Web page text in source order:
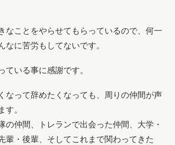
なことをやらせてもらっているので、何一
なに苦労もしてないです。
いる事に感謝です。
なって辞めたくなっても、周りの仲間が声
す。
の仲間、トレランで出会った仲間、大学・
輩・後輩、そしてこれまで関わってきた